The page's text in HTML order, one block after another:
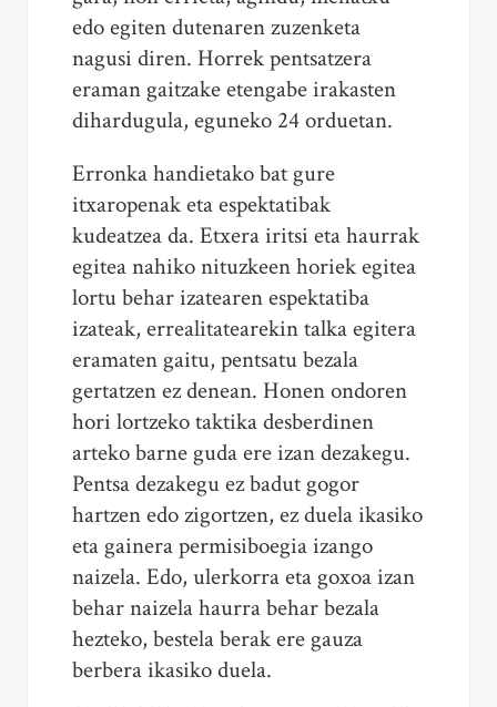
edo egiten dutenaren zuzenketa
nagusi diren. Horrek pentsatzera
eraman gaitzake etengabe irakasten
dihardugula, eguneko 24 orduetan.
Erronka handietako bat gure
itxaropenak eta espektatibak
kudeatzea da. Etxera iritsi eta haurrak
egitea nahiko nituzkeen horiek egitea
lortu behar izatearen espektatiba
izateak, errealitatearekin talka egitera
eramaten gaitu, pentsatu bezala
gertatzen ez denean. Honen ondoren
hori lortzeko taktika desberdinen
arteko barne guda ere izan dezakegu.
Pentsa dezakegu ez badut gogor
hartzen edo zigortzen, ez duela ikasiko
eta gainera permisiboegia izango
naizela. Edo, ulerkorra eta goxoa izan
behar naizela haurra behar bezala
hezteko, bestela berak ere gauza
berbera ikasiko duela.